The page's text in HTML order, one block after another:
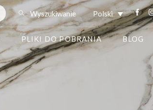
Wyszukiwanie Polski
PLIKI DO POBRANIA
BLOG